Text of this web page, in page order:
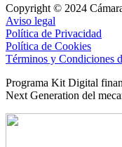
Copyright © 2024
Aviso legal
Política de Privacidad
Política de Cookies
Términos y Condiciones
Programa Kit Digital
Next Generation del